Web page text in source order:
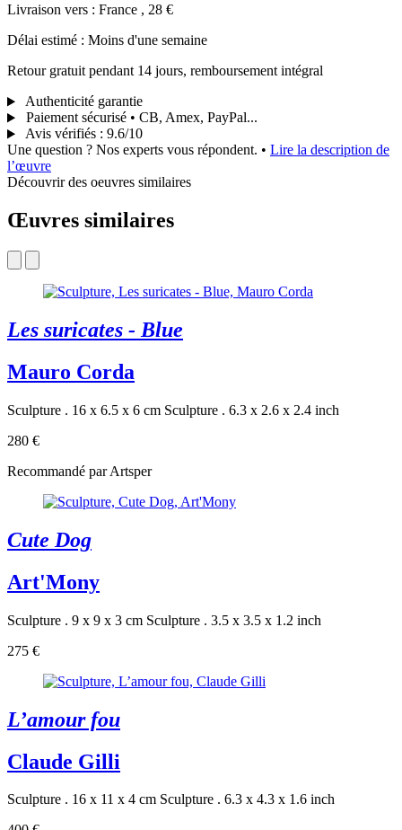
Livraison vers : France , 28 €
Délai estimé : Moins d'une semaine
Retour gratuit pendant 14 jours, remboursement intégral
Authenticité garantie
Paiement sécurisé • CB, Amex, PayPal...
Avis vérifiés : 9.6/10
Une question ? Nos experts vous répondent. • Lire la description de
l’œuvre
Découvrir des oeuvres similaires
Œuvres similaires
Les suricates - Blue
Mauro Corda
Sculpture . 16 x 6.5 x 6 cm Sculpture . 6.3 x 2.6 x 2.4 inch
280 €
Recommandé par Artsper
Cute Dog
Art'Mony
Sculpture . 9 x 9 x 3 cm Sculpture . 3.5 x 3.5 x 1.2 inch
275 €
L’amour fou
Claude Gilli
Sculpture . 16 x 11 x 4 cm Sculpture . 6.3 x 4.3 x 1.6 inch